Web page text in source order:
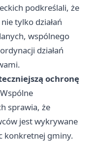
podkreślali, że
tylko działań
wspólnego
działań
ochronę
sprawia, że
jest wykrywane
konkretnej gminy.